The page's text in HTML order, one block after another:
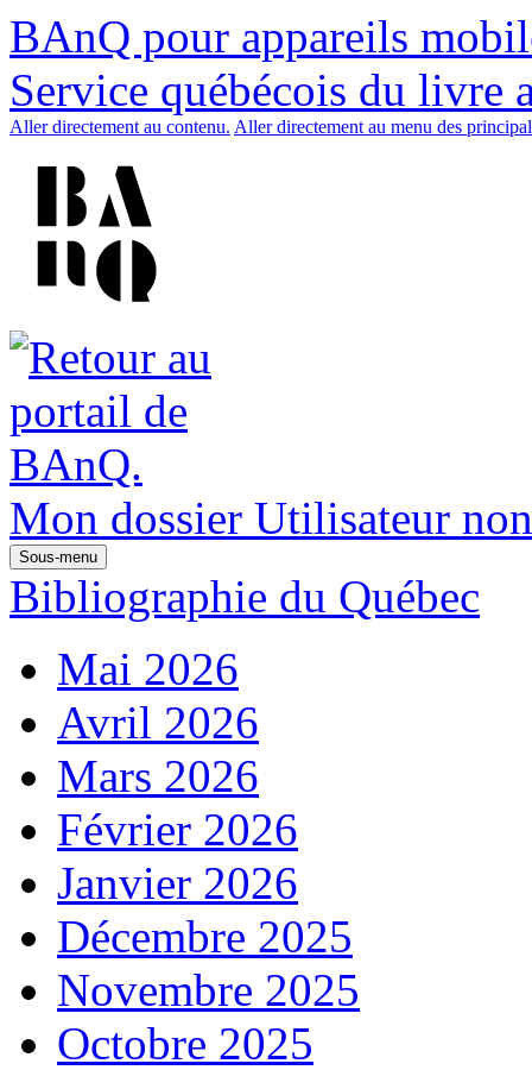
BAnQ pour appareils
Service québécois du livre
Aller directement au contenu. Aller directement au menu des
Mon dossier Utilisateur
Sous-menu
Bibliographie du Québec
Mai 2026
Avril 2026
Mars 2026
Février 2026
Janvier 2026
Décembre 2025
Novembre 2025
Octobre 2025